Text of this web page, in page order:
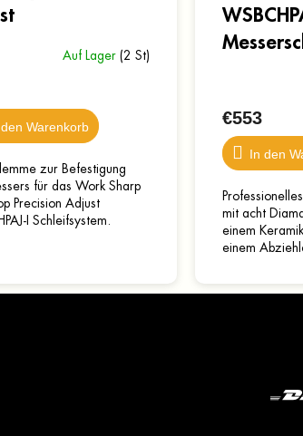
Auf Lager (2 St)
Warenkorb
zur Befestigung
für das Work Sharp
Precision Adjust
I Schleifsystem.
€553
In den
mit acht
einem
einem
Taschen-